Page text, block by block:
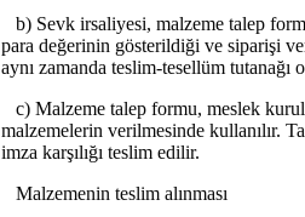
b) Sevk irsaliyesi, malzeme talep
para değerinin gösterildiği ve siparişi
aynı zamanda teslim-tesellüm tutanağı
c) Malzeme talep formu, meslek
malzemelerin verilmesinde kullanılır.
imza karşılığı teslim edilir.
Malzemenin teslim alınması